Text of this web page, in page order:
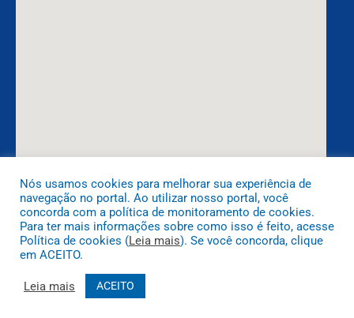
DESENVOLVIDO POR CR2
Nós usamos cookies para melhorar sua experiência de
navegação no portal. Ao utilizar nosso portal, você
concorda com a política de monitoramento de cookies.
Para ter mais informações sobre como isso é feito, acesse
Política de cookies (Leia mais). Se você concorda, clique
em ACEITO.
Leia mais ACEITO